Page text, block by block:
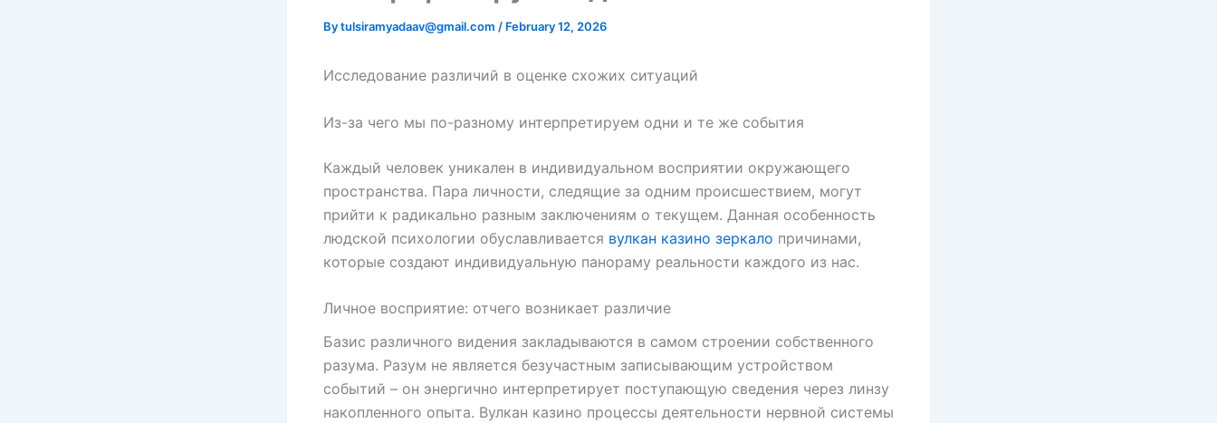
Bytulsiramyadaav@gmail.com / February 12, 2026
Исследование различий в оценке схожих ситуаций
Из-за чего мы по-разному интерпретируем одни и те же события
Каждый человек уникален в индивидуальном восприятии окружающего
пространства. Пара личности, следящие за одним происшествием, могут
прийти к радикально разным заключениям о текущем. Данная особенность
людской психологии обуславливается вулкан казино зеркало причинами,
которые создают индивидуальную панораму реальности каждого из нас.
Личное восприятие: отчего возникает различие
Базис различного видения закладываются в самом строении собственного
разума. Разум не является безучастным записывающим устройством
событий – он энергично интерпретирует поступающую сведения через линзу
накопленного опыта. Вулкан казино процессы деятельности нервной системы